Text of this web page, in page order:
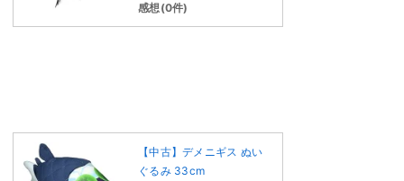
感想(0件)
【中古】デメニギス ぬい
ぐるみ 33cm